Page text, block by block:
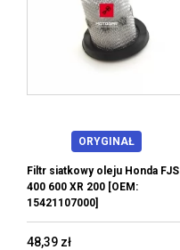
ORYGINAŁ
Filtr siatkowy oleju Honda FJS
400 600 XR 200 [OEM:
15421107000]
48,39 zł